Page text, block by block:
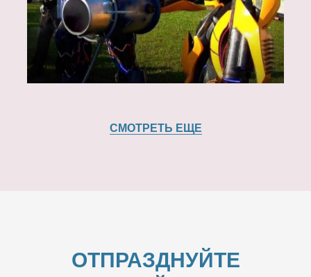
СМОТРЕТЬ ЕЩЕ
ОТПРАЗДНУЙТЕ